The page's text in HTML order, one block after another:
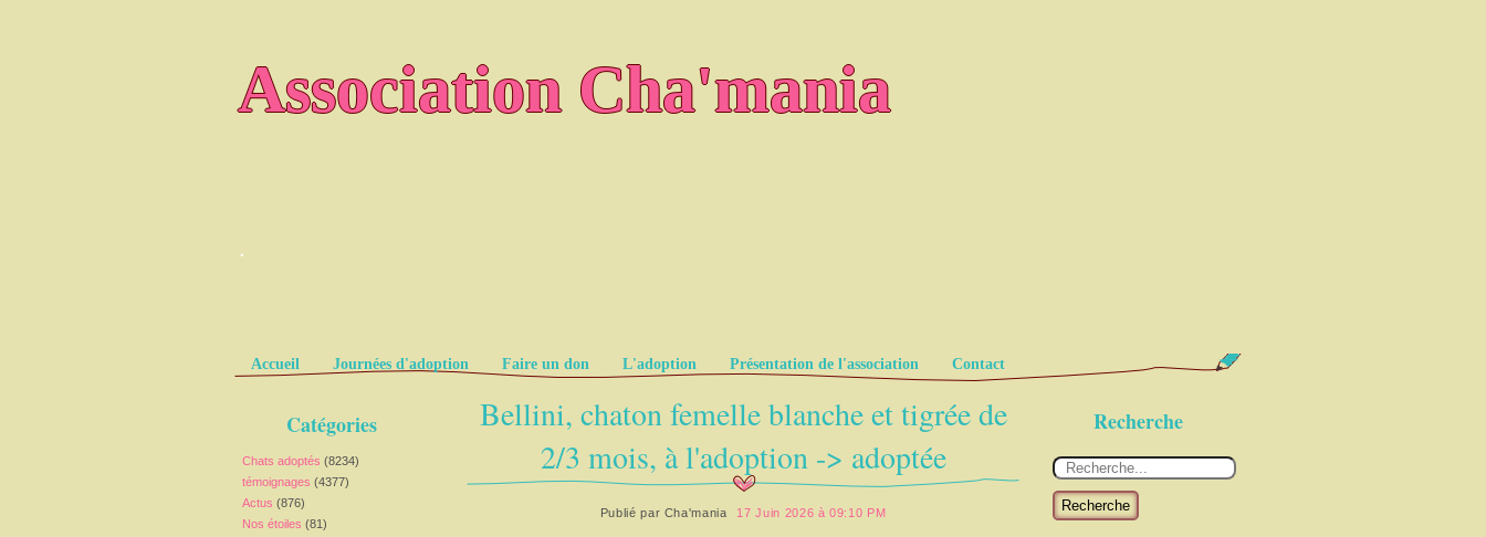
Association Cha'mania
.
Pages
Accueil Journées d'adoption Faire un don L'adoption Présentation de l'association Contact
Catégories
Chats adoptés (8234)
témoignages (4377)
Actus (876)
Nos étoiles (81)
Recherche
Recherche
Bellini, chaton femelle blanche et tigrée de
2/3 mois, à l'adoption -> adoptée
Publié par Cha'mania 17 Juin 2026 à 09:10 PM